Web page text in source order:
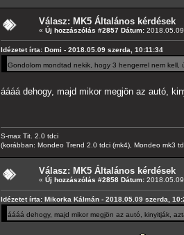
Válasz: MK5 Általános kérdések
« Új hozzászólás #2857 Dátum:
Idézetet írta: Domi - 2018.05.09 szerda, 10:11:34
Gondolom mondtad nekik, hogy 3 hengerrel nem
áááá dehogy, majd mikor megjön az autó,
S-max Tit. 2.0 tdci
(korábban: Mondeo Trend 2.0 tdci (mk4), Mondeo mk3
Válasz: MK5 Általános kérdések
« Új hozzászólás #2858 Dátum:
Idézetet írta: Mikorka Kálmán - 2018.05.09 szerda,
áááá dehogy, majd mikor megjön az autó, kinyitják,